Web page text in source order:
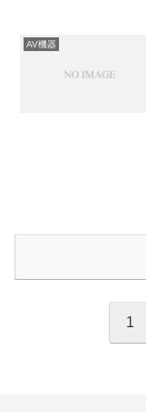
AV機器
1